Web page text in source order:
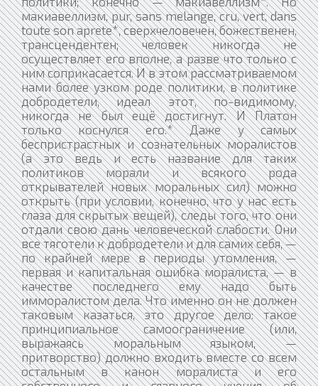
макиавеллизм, pur, sans melange, cru, vert, dans
toute son aprete*, сверхчеловечен, божественен,
трансцендентен; человек никогда не
осуществляет его вполне, а разве что только с
ним соприкасается. И в этом рассматриваемом
нами более узком роде политики, в политике
добродетели, идеал этот, по-видимому,
никогда не был ещё достигнут. И Платон
только коснулся его.* Даже у самых
беспристрастных и сознательных моралистов
(а это ведь и есть название для таких
политиков морали и всякого рода
открывателей новых моральных сил) можно
открыть (при условии, конечно, что у нас есть
глаза для скрытых вещей), следы того, что они
отдали свою дань человеческой слабости. Они
все тяготели к добродетели и для самих себя, —
по крайней мере в периоды утомления, —
первая и капитальная ошибка моралиста, — в
качестве последнего ему надо быть
имморалистом дела. Что именно он не должен
таковым казаться, это другое дело: такое
принципиальное самоограничение (или,
выражаясь моральным языком, —
притворство) должно входить вместе со всем
остальным в канон моралиста и его